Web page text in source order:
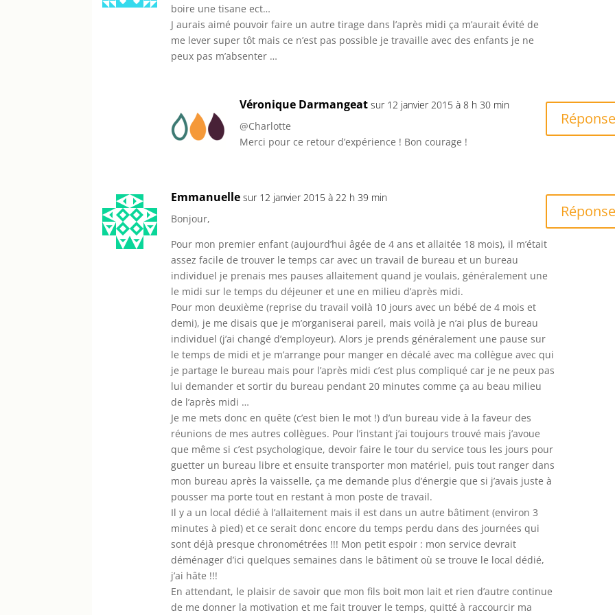
boire une tisane ect…
J aurais aimé pouvoir faire un autre tirage dans l’après midi ça m’aurait évité de
me lever super tôt mais ce n’est pas possible je travaille avec des enfants je ne
peux pas m’absenter …
Véronique Darmangeat sur 12 janvier 2015 à 8 h 30 min
@Charlotte
Merci pour ce retour d’expérience ! Bon courage !
Réponse
Emmanuelle sur 12 janvier 2015 à 22 h 39 min
Bonjour,
Pour mon premier enfant (aujourd’hui âgée de 4 ans et allaitée 18 mois), il m’était
assez facile de trouver le temps car avec un travail de bureau et un bureau
individuel je prenais mes pauses allaitement quand je voulais, généralement une
le midi sur le temps du déjeuner et une en milieu d’après midi.
Pour mon deuxième (reprise du travail voilà 10 jours avec un bébé de 4 mois et
demi), je me disais que je m’organiserai pareil, mais voilà je n’ai plus de bureau
individuel (j’ai changé d’employeur). Alors je prends généralement une pause sur
le temps de midi et je m’arrange pour manger en décalé avec ma collègue avec qui
je partage le bureau mais pour l’après midi c’est plus compliqué car je ne peux pas
lui demander et sortir du bureau pendant 20 minutes comme ça au beau milieu
de l’après midi …
Je me mets donc en quête (c’est bien le mot !) d’un bureau vide à la faveur des
réunions de mes autres collègues. Pour l’instant j’ai toujours trouvé mais j’avoue
que même si c’est psychologique, devoir faire le tour du service tous les jours pour
guetter un bureau libre et ensuite transporter mon matériel, puis tout ranger dans
mon bureau après la vaisselle, ça me demande plus d’énergie que si j’avais juste à
pousser ma porte tout en restant à mon poste de travail.
Il y a un local dédié à l’allaitement mais il est dans un autre bâtiment (environ 3
minutes à pied) et ce serait donc encore du temps perdu dans des journées qui
sont déjà presque chronométrées !!! Mon petit espoir : mon service devrait
déménager d’ici quelques semaines dans le bâtiment où se trouve le local dédié,
j’ai hâte !!!
En attendant, le plaisir de savoir que mon fils boit mon lait et rien d’autre continue
de me donner la motivation et me fait trouver le temps, quitté à raccourcir ma
Réponse